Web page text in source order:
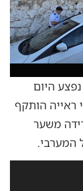
היום
ראייה הותקף
משער
המערבי.